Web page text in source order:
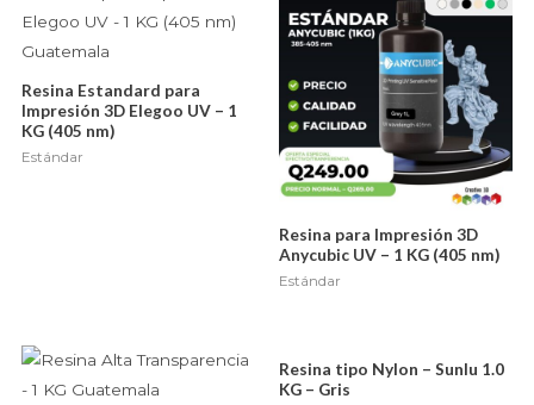
Resina Estandard para
Impresión 3D Elegoo UV – 1
KG (405 nm)
Estándar
Resina para Impresión 3D
Anycubic UV – 1 KG (405 nm)
Estándar
Resina tipo Nylon – Sunlu 1.0
KG – Gris